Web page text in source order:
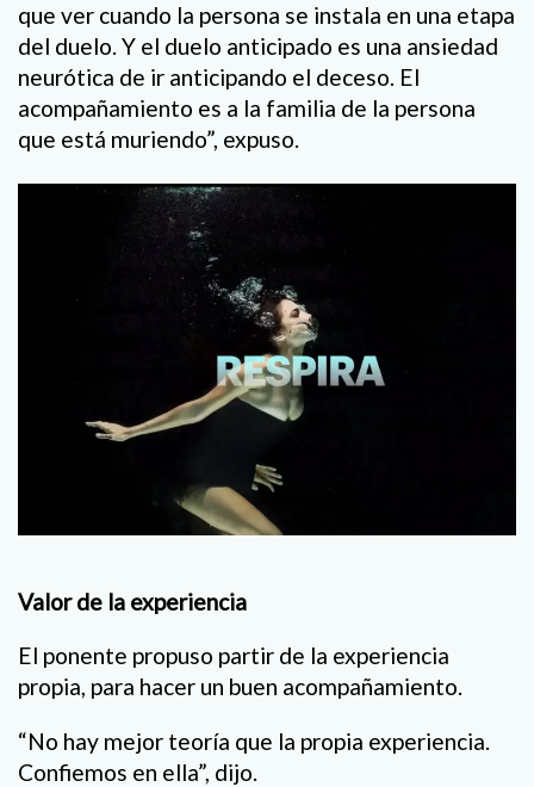
que ver cuando la persona se instala en una etapa
del duelo. Y el duelo anticipado es una ansiedad
neurótica de ir anticipando el deceso. El
acompañamiento es a la familia de la persona
que está muriendo”, expuso.
Valor de la experiencia
El ponente propuso partir de la experiencia
propia, para hacer un buen acompañamiento.
“No hay mejor teoría que la propia experiencia.
Confiemos en ella”, dijo.